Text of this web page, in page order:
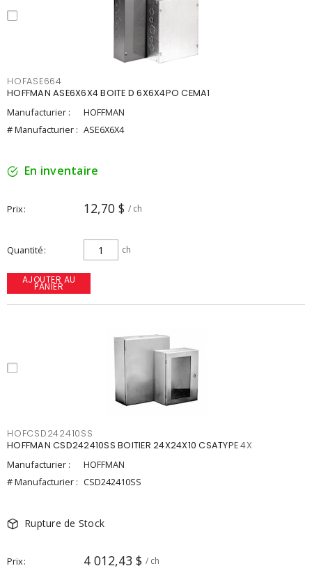
HOFASE664
HOFFMAN ASE6X6X4 BOITE D 6X6X4PO CEMA1
Manufacturier :
HOFFMAN
# Manufacturier : ASE6X6X4
En inventaire
Prix 12,70 $ / ch
Quantité ch
AJOUTER AU
PANIER
HOFCSD242410SS
HOFFMAN CSD242410SS BOITIER 24X24X10 CSATYPE 4X
Manufacturier :
HOFFMAN
# Manufacturier : CSD242410SS
Rupture de Stock
Prix 4 012,43 $ / ch